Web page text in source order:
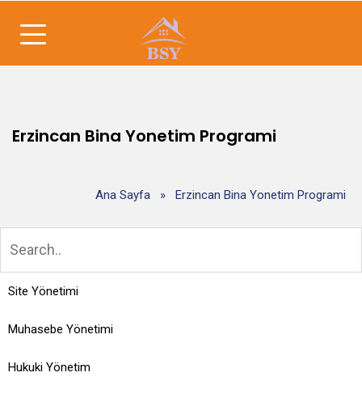
Erzincan Bina Yonetim Programi
Ana Sayfa » Erzincan Bina Yonetim Programi
Site Yönetimi
Muhasebe Yönetimi
Hukuki Yönetim